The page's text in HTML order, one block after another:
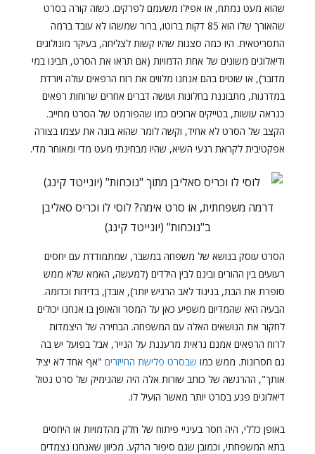
שהוא מעט נמתח, או אפילו משעמם לפרקים. כשזה קורה בסרט
שהאורך שלו הוא 85 דקות ברוטו, ברור שמשהו לא עובד ברמה
התסריטאית. היו כמה סצנות שהיו קשות לצליחה, בעיקר מונולוגים
ודיאלוגים משונים של אחת הדמויות (אם תראו את הסרט, תבינו במי
מדובר), או שוטים בהם אנחנו מלווים את רוח הרפאים עולה ויורדת
במדרגות, מתבוננת בחלונות ועושה דברים אחרים שרוחות רפאים
כנראה עושות, בטייקים ארוכים כמו שהפורמט של הסרט מחייב.
הקצב של הסרט לא אחיד, וקשה לומר שהוא בונה את עצמו בצורה
אפקטיבית לקראת רגעי השיא, שהיו מבחינתי מעט מדי ומאוחר מדי.
דרמה משפחתית, או סרט אימה? לוסי לו וכריס סאליבן
ב"נוכחות" (יונייטד קינג)
הסרט עוסק בנושא של משפחה במשבר, שמתמודדת עם יחסים
רעועים בין ההורים ובינם לבין הילדים (למעשה, האמא שלא ממש
סופרת את הבת, בניגוד לאב הרגיש יותר), אובדן, בדידות וכדומה.
הבעיה היא שהמדיום משפיע כאן על המסר והאופן בו אנחנו יכולים
לחקור את הנושאים האלה עם המשפחה. הבחירה של היצמדות
לרוח הרפאים אמנם נראית מרעננת על הנייר, אבל בפועל יש בה
גם חסרונות. ממש כמו שבסרט פלישת החייזרים"אף אחד לא יציל
אותך", ההרגשה של כותב שורות אלה היה שהגימיק של סרט נטול
דיאלוגים פגע בסרט יותר מאשר הועיל לו.
באופן כללי, היה חסר בעיניי פיתוח של חלק מהדמויות או היחסים
בתא המשפחתי, וכמובן שגם סיפור הרקע. מכיוון שאנחנו נצמדים